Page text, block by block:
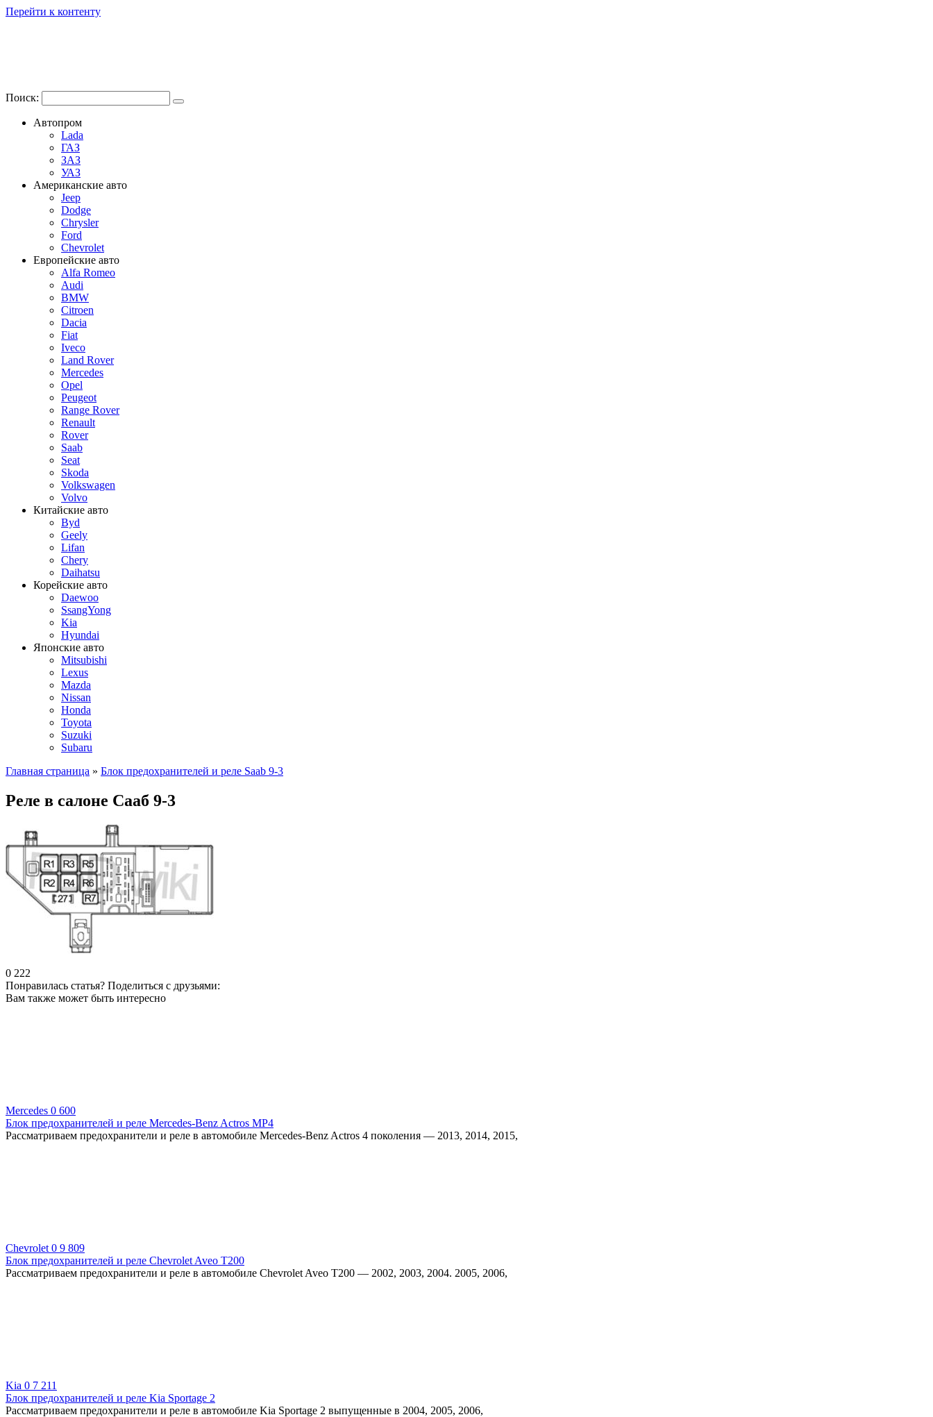
Перейти к контенту
Поиск:
Автопром
Lada
ГАЗ
ЗАЗ
УАЗ
Американские авто
Jeep
Dodge
Chrysler
Ford
Chevrolet
Европейские авто
Alfa Romeo
Audi
BMW
Citroen
Dacia
Fiat
Iveco
Land Rover
Mercedes
Opel
Peugeot
Range Rover
Renault
Rover
Saab
Seat
Skoda
Volkswagen
Volvo
Китайские авто
Byd
Geely
Lifan
Chery
Daihatsu
Корейские авто
Daewoo
SsangYong
Kia
Hyundai
Японские авто
Mitsubishi
Lexus
Mazda
Nissan
Honda
Toyota
Suzuki
Subaru
Главная страница » Блок предохранителей и реле Saab 9-3
Реле в салоне Сааб 9-3
0 222
Понравилась статья? Поделиться с друзьями:
Вам также может быть интересно
Mercedes 0 600
Блок предохранителей и реле Mercedes-Benz Actros MP4
Рассматриваем предохранители и реле в автомобиле Mercedes-Benz Actros 4 поколения — 2013, 2014, 2015,
Chevrolet 0 9 809
Блок предохранителей и реле Chevrolet Aveo T200
Рассматриваем предохранители и реле в автомобиле Chevrolet Aveo T200 — 2002, 2003, 2004. 2005, 2006,
Kia 0 7 211
Блок предохранителей и реле Kia Sportage 2
Рассматриваем предохранители и реле в автомобиле Kia Sportage 2 выпущенные в 2004, 2005, 2006,